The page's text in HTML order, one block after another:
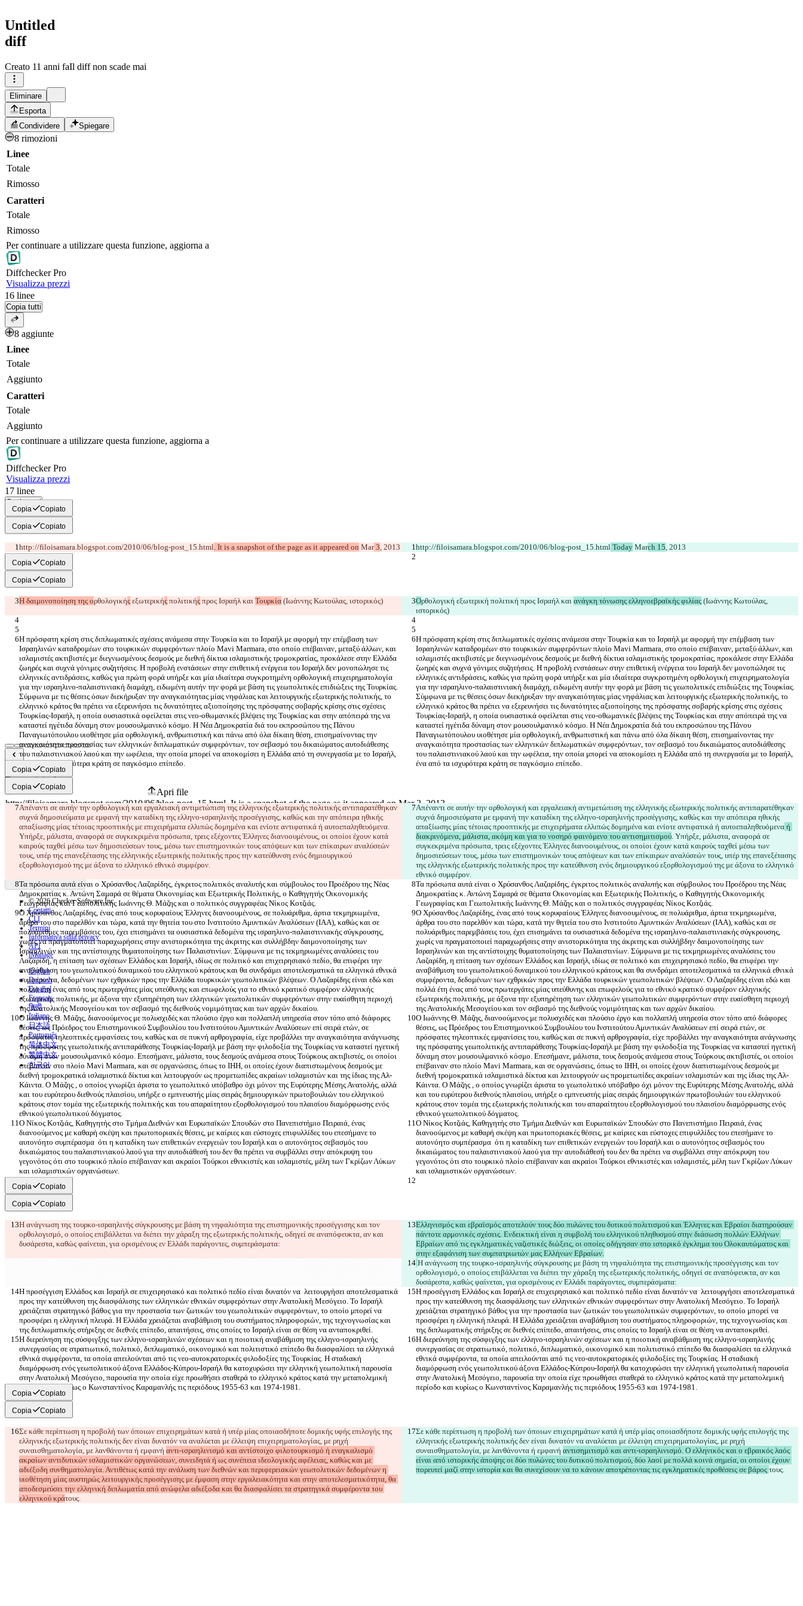
Untitled
diff
Creato 11 anni faIl diff non scade mai
Eliminare
Esporta
Condividere
Spiegare
8 rimozioni
Linee
Totale
Rimosso
Caratteri
Totale
Rimosso
Per continuare a utilizzare questa funzione, aggiorna a
DiffcheckerPro
Visualizza prezzi
16 linee
Copia tutti
8 aggiunte
Linee
Totale
Aggiunto
Caratteri
Totale
Aggiunto
Per continuare a utilizzare questa funzione, aggiorna a
DiffcheckerPro
Visualizza prezzi
17 linee
Copia tutti
Copia Copiato
Copia Copiato
http://filoisamara.blogspot.com/2010/06/blog-post_15.html. It is a snapshot of the page as it appeared on Mar 3 http://filoisamara.blogspot.com/2010/06/blog-post_15.html Today March 15
Copia Copiato
Copia Copiato
Η δαιμονοποίηση της ορθολογικής εξωτερικής πολιτικής προς Ισραήλ και Τουρκία Ορθολογική εξωτερική πολιτική προς Ισραήλ και ανάγκη τόνωσης ελληνοεβραϊκής φιλίας (Ιωάννης Κωτούλας,
Η πρόσφατη κρίση στις διπλωματικές σχέσεις ανάμεσα στην Τουρκία και το Ισραήλ με αφορμή την επέμβαση των
Ισραηλινών καταδρομέων στο τουρκικών συμφερόντων πλοίο Mavi Marmara, στο οποίο επέβαιναν, μεταξύ άλλων, και
ισλαμιστές ακτιβιστές με διεγνωσμένους δεσμούς με διεθνή δίκτυα ισλαμιστικής τρομοκρατίας, προκάλεσε στην Ελλάδα
ζωηρές και συχνά γόνιμες συζητήσεις. Η προβολή ενστάσεων στην επιθετική ενέργεια του Ισραήλ δεν μονοπώλησε τις
ελληνικές αντιδράσεις, καθώς για πρώτη φορά υπήρξε και μία ιδιαίτερα συγκροτημένη ορθολογική επιχειρηματολογία
για την ισραηλινο-παλαιστινιακή διαμάχη, ειδωμένη αυτήν την φορά με βάση τις γεωπολιτικές επιδιώξεις της Τουρκίας.
Σύμφωνα με τις θέσεις όσων διεκήρυξαν την αναγκαιότητας μίας νηφάλιας και λειτουργικής εξωτερικής πολιτικής, το
ελληνικό κράτος θα πρέπει να εξερευνήσει τις δυνατότητες αξιοποίησης της πρόσφατης σοβαρής κρίσης στις σχέσεις
Τουρκίας-Ισραήλ, η οποία ουσιαστικά οφείλεται στις νεο-οθωμανικές βλέψεις της Τουρκίας και στην απόπειρά της να
καταστεί ηγέτιδα δύναμη στον μουσουλμανικό κόσμο. Η Νέα Δημοκρατία διά του εκπροσώπου της Πάνου
Παναγιωτόπουλου υιοθέτησε μία ορθολογική, ανθρωπιστική και πάνω από όλα δίκαιη θέση, επισημαίνοντας την
αναγκαιότητα προστασίας των ελληνικών διπλωματικών συμφερόντων, τον σεβασμό του δικαιώματος αυτοδιάθεσης
του παλαιστινιακού λαού και την ωφέλεια, την οποία μπορεί να αποκομίσει η Ελλάδα από τη συνεργασία με το Ισραήλ,
Η πρόσφατη κρίση στις διπλωματικές σχέσεις ανάμεσα στην Τουρκία και το Ισραήλ με αφορμή την επέμβαση των
Ισραηλινών καταδρομέων στο τουρκικών συμφερόντων πλοίο Mavi Marmara, στο οποίο επέβαιναν, μεταξύ άλλων, και
ισλαμιστές ακτιβιστές με διεγνωσμένους δεσμούς με διεθνή δίκτυα ισλαμιστικής τρομοκρατίας, προκάλεσε στην Ελλάδα
ζωηρές και συχνά γόνιμες συζητήσεις. Η προβολή ενστάσεων στην επιθετική ενέργεια του Ισραήλ δεν μονοπώλησε τις
ελληνικές αντιδράσεις, καθώς για πρώτη φορά υπήρξε και μία ιδιαίτερα συγκροτημένη ορθολογική επιχειρηματολογία
για την ισραηλινο-παλαιστινιακή διαμάχη, ειδωμένη αυτήν την φορά με βάση τις γεωπολιτικές επιδιώξεις της Τουρκίας.
Σύμφωνα με τις θέσεις όσων διεκήρυξαν την αναγκαιότητας μίας νηφάλιας και λειτουργικής εξωτερικής πολιτικής, το
ελληνικό κράτος θα πρέπει να εξερευνήσει τις δυνατότητες αξιοποίησης της πρόσφατης σοβαρής κρίσης στις σχέσεις
Τουρκίας-Ισραήλ, η οποία ουσιαστικά οφείλεται στις νεο-οθωμανικές βλέψεις της Τουρκίας και στην απόπειρά της να
καταστεί ηγέτιδα δύναμη στον μουσουλμανικό κόσμο. Η Νέα Δημοκρατία διά του εκπροσώπου της Πάνου
Παναγιωτόπουλου υιοθέτησε μία ορθολογική, ανθρωπιστική και πάνω από όλα δίκαιη θέση, επισημαίνοντας την
αναγκαιότητα προστασίας των ελληνικών διπλωματικών συμφερόντων, τον σεβασμό του δικαιώματος αυτοδιάθεσης
του παλαιστινιακού λαού και την ωφέλεια, την οποία μπορεί να αποκομίσει η Ελλάδα από τη συνεργασία με το Ισραήλ,
Copia Copiato
Copia Copiato
Απέναντι σε αυτήν την ορθολογική και εργαλειακή αντιμετώπιση της ελληνικής εξωτερικής πολιτικής αντιπαρατέθηκαν
συχνά δημοσιεύματα με εμφανή την καταδίκη της ελληνο-ισραηλινής προσέγγισης, καθώς και την απόπειρα ηθικής
απαξίωσης μίας τέτοιας προοπτικής με επιχειρήματα ελλιπώς δομημένα και ενίοτε αντιφατικά ή αυτοεπαληθευόμενα.
Υπήρξε, μάλιστα, αναφορά σε συγκεκριμένα πρόσωπα, τρεις εξέχοντες Έλληνες διανοουμένους, οι οποίοι έχουν κατά
καιρούς ταχθεί μέσω των δημοσιεύσεων τους, μέσω των επιστημονικών τους απόψεων και των επίκαιρων αναλύσεών
τους, υπέρ της επανεξέτασης της ελληνικής εξωτερικής πολιτικής προς την κατεύθυνση ενός δημιουργικού
Απέναντι σε αυτήν την ορθολογική και εργαλειακή αντιμετώπιση της ελληνικής εξωτερικής πολιτικής αντιπαρατέθηκαν
συχνά δημοσιεύματα με εμφανή την καταδίκη της ελληνο-ισραηλινής προσέγγισης, καθώς και την απόπειρα ηθικής
απαξίωσης μίας τέτοιας προοπτικής με επιχειρήματα ελλιπώς δομημένα και ενίοτε αντιφατικά ή αυτοεπαληθευόμενα ή
διακρινόμενα, μάλιστα, ακόμη και για το νοσηρό φαινόμενο του αντισημιτισμού. Υπήρξε, μάλιστα, αναφορά σε
συγκεκριμένα πρόσωπα, τρεις εξέχοντες Έλληνες διανοουμένους, οι οποίοι έχουν κατά καιρούς ταχθεί μέσω των
δημοσιεύσεων τους, μέσω των επιστημονικών τους απόψεων και των επίκαιρων αναλύσεών τους, υπέρ της επανεξέτασης
της ελληνικής εξωτερικής πολιτικής προς την κατεύθυνση ενός δημιουργικού εξορθολογισμού της με άξονα το ελληνικό
Τα πρόσωπα αυτά είναι ο Χρύσανθος Λαζαρίδης, έγκριτος πολιτικός αναλυτής και σύμβουλος του Προέδρου της Νέας
Δημοκρατίας κ. Αντώνη Σαμαρά σε θέματα Οικονομίας και Εξωτερικής Πολιτικής, ο Καθηγητής Οικονομικής
Τα πρόσωπα αυτά είναι ο Χρύσανθος Λαζαρίδης, έγκριτος πολιτικός αναλυτής και σύμβουλος του Προέδρου της Νέας
Δημοκρατίας κ. Αντώνη Σαμαρά σε θέματα Οικονομίας και Εξωτερικής Πολιτικής, ο Καθηγητής Οικονομικής
Ο Χρύσανθος Λαζαρίδης, ένας από τους κορυφαίους Έλληνες διανοουμένους, σε πολυάριθμα, άρτια τεκμηριωμένα,
άρθρα του στο παρελθόν και τώρα, κατά την θητεία του στο Ινστιτούτο Αμυντικών Αναλύσεων (ΙΑΑ), καθώς και σε
πολυάριθμες παρεμβάσεις του, έχει επισημάνει τα ουσιαστικά δεδομένα της ισραηλινο-παλαιστινιακής σύγκρουσης,
χωρίς να πραγματοποιεί παραχωρήσεις στην ανιστορικότητα της άκριτης και συλλήβδην δαιμονοποίησης των
Ισραηλινών και της αντίστοιχης θυματοποίησης των Παλαιστινίων. Σύμφωνα με τις τεκμηριωμένες αναλύσεις του
Λαζαρίδη, η επίταση των σχέσεων Ελλάδος και Ισραήλ, ιδίως σε πολιτικό και επιχειρησιακό πεδίο, θα επιφέρει την
αναβάθμιση του γεωπολιτικού δυναμικού του ελληνικού κράτους και θα συνδράμει αποτελεσματικά τα ελληνικά εθνικά
συμφέροντα, δεδομένων των εχθρικών προς την Ελλάδα τουρκικών γεωπολιτικών βλέψεων. Ο Λαζαρίδης είναι εδώ και
πολλά έτη ένας από τους πρωτεργάτες μίας υπεύθυνης και επωφελούς για το εθνικό κρατικό συμφέρον ελληνικής
εξωτερικής πολιτικής, με άξονα την εξυπηρέτηση των ελληνικών γεωπολιτικών συμφερόντων στην ευαίσθητη περιοχή
Ο Χρύσανθος Λαζαρίδης, ένας από τους κορυφαίους Έλληνες διανοουμένους, σε πολυάριθμα, άρτια τεκμηριωμένα,
άρθρα του στο παρελθόν και τώρα, κατά την θητεία του στο Ινστιτούτο Αμυντικών Αναλύσεων (ΙΑΑ), καθώς και σε
πολυάριθμες παρεμβάσεις του, έχει επισημάνει τα ουσιαστικά δεδομένα της ισραηλινο-παλαιστινιακής σύγκρουσης,
χωρίς να πραγματοποιεί παραχωρήσεις στην ανιστορικότητα της άκριτης και συλλήβδην δαιμονοποίησης των
Ισραηλινών και της αντίστοιχης θυματοποίησης των Παλαιστινίων. Σύμφωνα με τις τεκμηριωμένες αναλύσεις του
Λαζαρίδη, η επίταση των σχέσεων Ελλάδος και Ισραήλ, ιδίως σε πολιτικό και επιχειρησιακό πεδίο, θα επιφέρει την
αναβάθμιση του γεωπολιτικού δυναμικού του ελληνικού κράτους και θα συνδράμει αποτελεσματικά τα ελληνικά εθνικά
συμφέροντα, δεδομένων των εχθρικών προς την Ελλάδα τουρκικών γεωπολιτικών βλέψεων. Ο Λαζαρίδης είναι εδώ και
πολλά έτη ένας από τους πρωτεργάτες μίας υπεύθυνης και επωφελούς για το εθνικό κρατικό συμφέρον ελληνικής
εξωτερικής πολιτικής, με άξονα την εξυπηρέτηση των ελληνικών γεωπολιτικών συμφερόντων στην ευαίσθητη περιοχή
Ο Ιωάννης Θ. Μάζης, διανοούμενος με πολυσχιδές και πλούσιο έργο και πολλαπλή υπηρεσία στον τόπο από διάφορες
θέσεις, ως Πρόεδρος του Επιστημονικού Συμβουλίου του Ινστιτούτου Αμυντικών Αναλύσεων επί σειρά ετών, σε
πρόσφατες τηλεοπτικές εμφανίσεις του, καθώς και σε πυκνή αρθρογραφία, είχε προβάλλει την αναγκαιότητα ανάγνωσης
της πρόσφατης γεωπολιτικής αντιπαράθεσης Τουρκίας-Ισραήλ με βάση την φιλοδοξία της Τουρκίας να καταστεί ηγετική
δύναμη στον μουσουλμανικό κόσμο. Επεσήμανε, μάλιστα, τους δεσμούς ανάμεσα στους Τούρκους ακτιβιστές, οι οποίοι
επέβαιναν στο πλοίο Mavi Marmara, και σε οργανώσεις, όπως το ΙHH, οι οποίες έχουν διαπιστωμένους δεσμούς με
διεθνή τρομοκρατικά ισλαμιστικά δίκτυα και λειτουργούν ως προμετωπίδες ακραίων ισλαμιστών και της ίδιας της Αλ-
Κάιντα. Ο Μάζης , ο οποίος γνωρίζει άριστα το γεωπολιτικό υπόβαθρο όχι μόνον της Ευρύτερης Μέσης Ανατολής, αλλά
και του ευρύτερου διεθνούς πλαισίου, υπήρξε ο εμπνευστής μίας σειράς δημιουργικών πρωτοβουλιών του ελληνικού
κράτους στον τομέα της εξωτερικής πολιτικής και του απαραίτητου εξορθολογισμού του πλαισίου διαμόρφωσης ενός
Ο Ιωάννης Θ. Μάζης, διανοούμενος με πολυσχιδές και πλούσιο έργο και πολλαπλή υπηρεσία στον τόπο από διάφορες
θέσεις, ως Πρόεδρος του Επιστημονικού Συμβουλίου του Ινστιτούτου Αμυντικών Αναλύσεων επί σειρά ετών, σε
πρόσφατες τηλεοπτικές εμφανίσεις του, καθώς και σε πυκνή αρθρογραφία, είχε προβάλλει την αναγκαιότητα ανάγνωσης
της πρόσφατης γεωπολιτικής αντιπαράθεσης Τουρκίας-Ισραήλ με βάση την φιλοδοξία της Τουρκίας να καταστεί ηγετική
δύναμη στον μουσουλμανικό κόσμο. Επεσήμανε, μάλιστα, τους δεσμούς ανάμεσα στους Τούρκους ακτιβιστές, οι οποίοι
επέβαιναν στο πλοίο Mavi Marmara, και σε οργανώσεις, όπως το ΙHH, οι οποίες έχουν διαπιστωμένους δεσμούς με
διεθνή τρομοκρατικά ισλαμιστικά δίκτυα και λειτουργούν ως προμετωπίδες ακραίων ισλαμιστών και της ίδιας της Αλ-
Κάιντα. Ο Μάζης , ο οποίος γνωρίζει άριστα το γεωπολιτικό υπόβαθρο όχι μόνον της Ευρύτερης Μέσης Ανατολής, αλλά
και του ευρύτερου διεθνούς πλαισίου, υπήρξε ο εμπνευστής μίας σειράς δημιουργικών πρωτοβουλιών του ελληνικού
κράτους στον τομέα της εξωτερικής πολιτικής και του απαραίτητου εξορθολογισμού του πλαισίου διαμόρφωσης ενός
Ο Νίκος Κοτζιάς, Καθηγητής στο Τμήμα Διεθνών και Ευρωπαϊκών Σπουδών στο Πανεπιστήμιο Πειραιά, ένας
διανοούμενος με καθαρή σκέψη και πρωτοποριακές θέσεις, με καίριες και εύστοχες επιφυλλίδες του επεσήμανε το
αυτονόητο συμπέρασμα  ότι η καταδίκη των επιθετικών ενεργειών του Ισραήλ και ο αυτονόητος σεβασμός του
δικαιώματος του παλαιστινιακού λαού για την αυτοδιάθεσή του δεν θα πρέπει να συμβάλλει στην απόκρυψη του
γεγονότος ότι στο τουρκικό πλοίο επέβαιναν και ακραίοι Τούρκοι εθνικιστές και ισλαμιστές, μέλη των Γκρίζων Λύκων
Ο Νίκος Κοτζιάς, Καθηγητής στο Τμήμα Διεθνών και Ευρωπαϊκών Σπουδών στο Πανεπιστήμιο Πειραιά, ένας
διανοούμενος με καθαρή σκέψη και πρωτοποριακές θέσεις, με καίριες και εύστοχες επιφυλλίδες του επεσήμανε το
αυτονόητο συμπέρασμα  ότι η καταδίκη των επιθετικών ενεργειών του Ισραήλ και ο αυτονόητος σεβασμός του
δικαιώματος του παλαιστινιακού λαού για την αυτοδιάθεσή του δεν θα πρέπει να συμβάλλει στην απόκρυψη του
γεγονότος ότι στο τουρκικό πλοίο επέβαιναν και ακραίοι Τούρκοι εθνικιστές και ισλαμιστές, μέλη των Γκρίζων Λύκων
Copia Copiato
Copia Copiato
Η ανάγνωση της τουρκο-ισραηλινής σύγκρουσης με βάση τη νηφαλιότητα της επιστημονικής προσέγγισης και τον
ορθολογισμό, ο οποίος επιβάλλεται να διέπει την χάραξη της εξωτερικής πολιτικής, οδηγεί σε αναπόφευκτα, αν και
Ελληνισμός και εβραϊσμός αποτελούν τους δύο πυλώνες του δυτικού πολιτισμού και Έλληνες και Εβραίοι διατηρούσαν
πάντοτε αρμονικές σχέσεις. Ενδεικτική είναι η συμβολή του ελληνικού πληθυσμού στην διάσωση πολλών Ελλήνων
Εβραίων από τις εγκληματικές ναζιστικές διώξεις, οι οποίες οδήγησαν στο ιστορικό έγκλημα του Ολοκαυτώματος και
Η ανάγνωση της τουρκο-ισραηλινής σύγκρουσης με βάση τη νηφαλιότητα της επιστημονικής προσέγγισης και τον
ορθολογισμό, ο οποίος επιβάλλεται να διέπει την χάραξη της εξωτερικής πολιτικής, οδηγεί σε αναπόφευκτα, αν και
Η προσέγγιση Ελλάδος και Ισραήλ σε επιχειρησιακό και πολιτικό πεδίο είναι δυνατόν να  λειτουργήσει αποτελεσματικά
προς την κατεύθυνση της διασφάλισης των ελληνικών εθνικών συμφερόντων στην Ανατολική Μεσόγειο. Το Ισραήλ
χρειάζεται στρατηγικό βάθος για την προστασία των ζωτικών του γεωπολιτικών συμφερόντων, το οποίο μπορεί να
προσφέρει η ελληνική πλευρά. Η Ελλάδα χρειάζεται αναβάθμιση του συστήματος πληροφοριών, της τεχνογνωσίας και
Η προσέγγιση Ελλάδος και Ισραήλ σε επιχειρησιακό και πολιτικό πεδίο είναι δυνατόν να  λειτουργήσει αποτελεσματικά
προς την κατεύθυνση της διασφάλισης των ελληνικών εθνικών συμφερόντων στην Ανατολική Μεσόγειο. Το Ισραήλ
χρειάζεται στρατηγικό βάθος για την προστασία των ζωτικών του γεωπολιτικών συμφερόντων, το οποίο μπορεί να
προσφέρει η ελληνική πλευρά. Η Ελλάδα χρειάζεται αναβάθμιση του συστήματος πληροφοριών, της τεχνογνωσίας και
Η διερεύνηση της σύσφιγξης των ελληνο-ισραηλινών σχέσεων και η ποιοτική αναβάθμιση της ελληνο-ισραηλινής
συνεργασίας σε στρατιωτικό, πολιτικό, διπλωματικό, οικονομικό και πολιτιστικό επίπεδο θα διασφαλίσει τα ελληνικά
εθνικά συμφέροντα, τα οποία απειλούνται από τις νεο-αυτοκρατορικές φιλοδοξίες της Τουρκίας. Η σταδιακή
διαμόρφωση ενός γεωπολιτικού άξονα Ελλάδος-Κύπρου-Ισραήλ θα κατοχυρώσει την ελληνική γεωπολιτική παρουσία
στην Ανατολική Μεσόγειο, παρουσία την οποία είχε προωθήσει σταθερά το ελληνικό κράτος κατά την μεταπολεμική
Η διερεύνηση της σύσφιγξης των ελληνο-ισραηλινών σχέσεων και η ποιοτική αναβάθμιση της ελληνο-ισραηλινής
συνεργασίας σε στρατιωτικό, πολιτικό, διπλωματικό, οικονομικό και πολιτιστικό επίπεδο θα διασφαλίσει τα ελληνικά
εθνικά συμφέροντα, τα οποία απειλούνται από τις νεο-αυτοκρατορικές φιλοδοξίες της Τουρκίας. Η σταδιακή
διαμόρφωση ενός γεωπολιτικού άξονα Ελλάδος-Κύπρου-Ισραήλ θα κατοχυρώσει την ελληνική γεωπολιτική παρουσία
στην Ανατολική Μεσόγειο, παρουσία την οποία είχε προωθήσει σταθερά το ελληνικό κράτος κατά την μεταπολεμική
Copia Copiato
Copia Copiato
Σε κάθε περίπτωση η προβολή των όποιων επιχειρημάτων κατά ή υπέρ μίας οποιασδήποτε δομικής υφής επιλογής της
ελληνικής εξωτερικής πολιτικής δεν είναι δυνατόν να αναλύεται με έλλειψη επιχειρηματολογίας, με ρηχή
συναισθηματολογία, με λανθάνοντα ή εμφανή αντι-ισραηλινισμό και αντίστοιχο φιλοτουρκισμό ή εναγκαλισμό
ακραίων αντιδυτικών ισλαμιστικών οργανώσεων, συνειδητά ή ως συνέπεια ιδεολογικής αφέλειας, καθώς και με
αδιέξοδη συνθηματολογία. Αντιθέτως κατά την ανάλυση των διεθνών και περιφερειακών γεωπολιτικών δεδομένων η
υιοθέτηση μίας αυστηρώς λειτουργικής προσέγγισης με έμφαση στην εργαλειακότητα και στην αποτελεσματικότητα, θα
αποδεσμεύσει την ελληνική διπλωματία από ανώφελα αδιέξοδα και θα διασφαλίσει τα στρατηγικά συμφέροντα του
ελληνικού κράτους.
Σε κάθε περίπτωση η προβολή των όποιων επιχειρημάτων κατά ή υπέρ μίας οποιασδήποτε δομικής υφής επιλογής της
ελληνικής εξωτερικής πολιτικής δεν είναι δυνατόν να αναλύεται με έλλειψη επιχειρηματολογίας, με ρηχή
συναισθηματολογία, με λανθάνοντα ή εμφανή αντισημιτισμό και αντι-ισραηλινισμό. Ο ελληνικός και ο εβραικός λαός
είναι από ιστορικής άποψης οι δύο πυλώνες του δυτικού πολιτισμού, δύο λαοί με πολλά κοινά σημεία, οι οποίοι έχουν
πορευτεί μαζί στην ιστορία και θα συνεχίσουν να το κάνουν αποτρέποντας τις εγκληματικές προθέσεις σε βάρος τους.
Diff salvati
Testo originale
Apri file
Testo modificato
Apri file
Trovare la differenza
© 2026 Checker Software Inc.
Contatti
CLI
Termini
Informativa sulla privacy
API
iManage
English
Deutsch
Español
Français
हिन्दी
Italiano
日本語
Português
简体中文
繁體中文
한국어